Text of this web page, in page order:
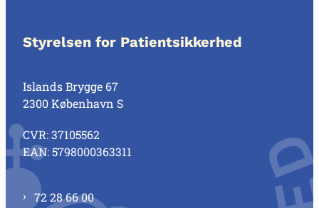
Styrelsen for Patientsikkerhed
Islands Brygge 67
2300 København S
CVR: 37105562
EAN: 5798000363311
72 28 66 00